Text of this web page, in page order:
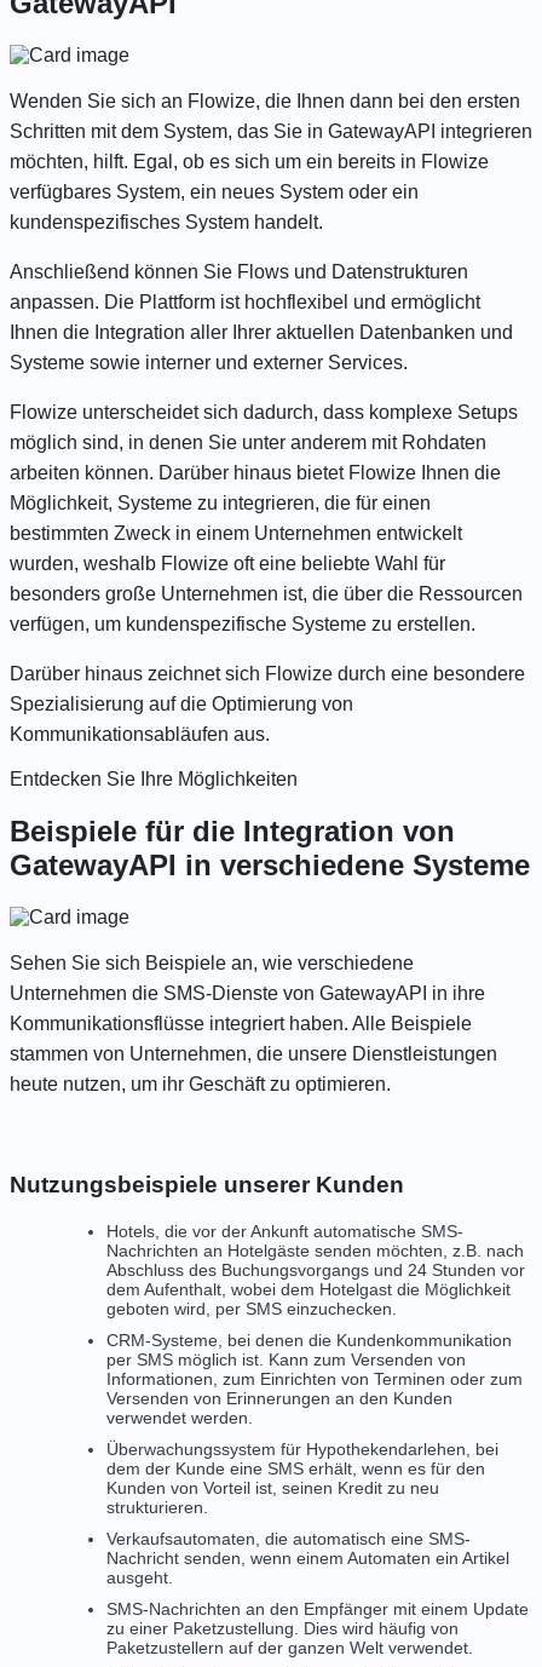
Wenden Sie sich an Flowize, die Ihnen dann bei den ersten
Schritten mit dem System, das Sie in GatewayAPI integrieren
möchten, hilft. Egal, ob es sich um ein bereits in Flowize
verfügbares System, ein neues System oder ein
kundenspezifisches System handelt.
Anschließend können Sie Flows und Datenstrukturen
anpassen. Die Plattform ist hochflexibel und ermöglicht
Ihnen die Integration aller Ihrer aktuellen Datenbanken und
Systeme sowie interner und externer Services.
Flowize unterscheidet sich dadurch, dass komplexe Setups
möglich sind, in denen Sie unter anderem mit Rohdaten
arbeiten können. Darüber hinaus bietet Flowize Ihnen die
Möglichkeit, Systeme zu integrieren, die für einen
bestimmten Zweck in einem Unternehmen entwickelt
wurden, weshalb Flowize oft eine beliebte Wahl für
besonders große Unternehmen ist, die über die Ressourcen
verfügen, um kundenspezifische Systeme zu erstellen.
Darüber hinaus zeichnet sich Flowize durch eine besondere
Spezialisierung auf die Optimierung von
Kommunikationsabläufen aus.
Entdecken Sie Ihre Möglichkeiten
Beispiele für die Integration von
GatewayAPI in verschiedene Systeme
Sehen Sie sich Beispiele an, wie verschiedene
Unternehmen die SMS-Dienste von GatewayAPI in ihre
Kommunikationsflüsse integriert haben. Alle Beispiele
stammen von Unternehmen, die unsere Dienstleistungen
heute nutzen, um ihr Geschäft zu optimieren.
Nutzungsbeispiele unserer Kunden
Hotels, die vor der Ankunft automatische SMS-
Nachrichten an Hotelgäste senden möchten, z.B. nach
Abschluss des Buchungsvorgangs und 24 Stunden vor
dem Aufenthalt, wobei dem Hotelgast die Möglichkeit
geboten wird, per SMS einzuchecken.
CRM-Systeme, bei denen die Kundenkommunikation
per SMS möglich ist. Kann zum Versenden von
Informationen, zum Einrichten von Terminen oder zum
Versenden von Erinnerungen an den Kunden
verwendet werden.
Überwachungssystem für Hypothekendarlehen, bei
dem der Kunde eine SMS erhält, wenn es für den
Kunden von Vorteil ist, seinen Kredit zu neu
strukturieren.
Verkaufsautomaten, die automatisch eine SMS-
Nachricht senden, wenn einem Automaten ein Artikel
ausgeht.
SMS-Nachrichten an den Empfänger mit einem Update
zu einer Paketzustellung. Dies wird häufig von
Paketzustellern auf der ganzen Welt verwendet.